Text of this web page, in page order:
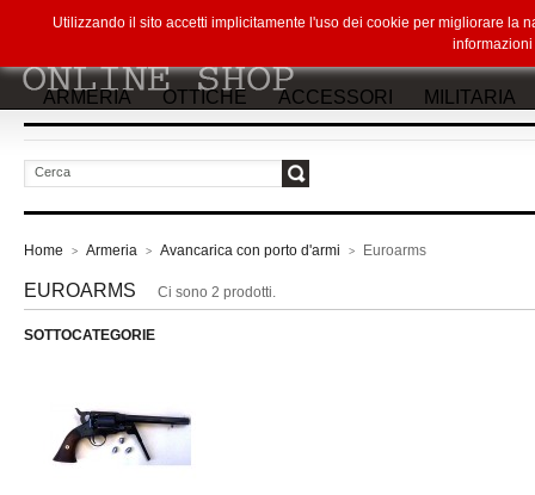
ARMERIA OTTICHE ACCESSORI MILITARIA
Home > Armeria > Avancarica con porto d'armi > Euroarms
EUROARMS Ci sono 2 prodotti.
SOTTOCATEGORIE
Utilizzando il sito accetti implicitamente l'uso dei cookie per migliorare la
informazioni